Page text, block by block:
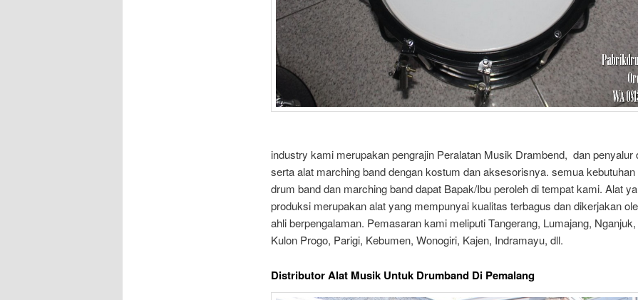
industry kami merupakan pengrajin Peralatan Musik Drambend, dan penyalur
serta alat marching band dengan kostum dan aksesorisnya. semua kebutuhan
drum band dan marching band dapat Bapak/Ibu peroleh di tempat kami. Alat
produksi merupakan alat yang mempunyai kualitas terbagus dan dikerjakan
ahli berpengalaman. Pemasaran kami meliputi Tangerang, Lumajang,
Kulon Progo, Parigi, Kebumen, Wonogiri, Kajen, Indramayu, dll.
Distributor Alat Musik Untuk Drumband Di Pemalang